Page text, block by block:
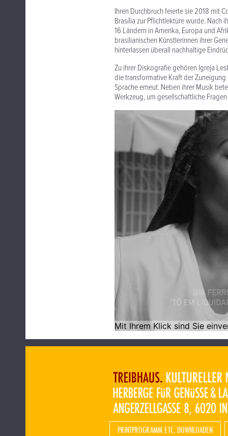
Ihren Durchbruch feierte sie 2018 mit
Brasília zur Pflichtlektüre wurde. Nach
16 Ländern in Amerika, Europa und
brasilianischen Künstlerinnen ihrer
hinterlassen überall nachhaltige
Zu ihrer Diskografie gehören Igreja
die transformative Kraft der
Sprache erneut. Neben ihrer Musik
Werkzeug, um gesellschaftliche
PRINTPROGRAMM ETC. DOWNLOADEN